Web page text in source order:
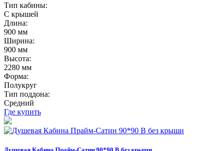
Тип кабины:
С крышей
Длина:
900 мм
Ширина:
900 мм
Высота:
2280 мм
Форма:
Полукруг
Тип поддона:
Средний
Где купить